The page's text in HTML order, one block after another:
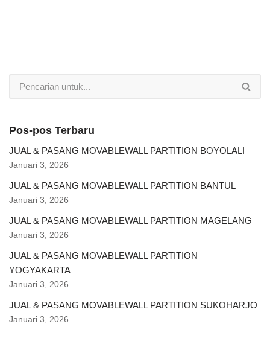
Pos-pos Terbaru
JUAL & PASANG MOVABLEWALL PARTITION BOYOLALI
Januari 3, 2026
JUAL & PASANG MOVABLEWALL PARTITION BANTUL
Januari 3, 2026
JUAL & PASANG MOVABLEWALL PARTITION MAGELANG
Januari 3, 2026
JUAL & PASANG MOVABLEWALL PARTITION
YOGYAKARTA
Januari 3, 2026
JUAL & PASANG MOVABLEWALL PARTITION SUKOHARJO
Januari 3, 2026